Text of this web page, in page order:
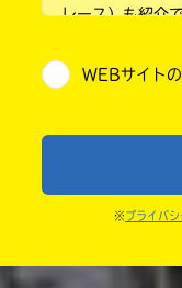
小学6年
中学1年
レース）も紹介
・送ってからす
ならないよう気
・キャンペーン
・ポプラ社の宣
WEBサイト
※ プライバ